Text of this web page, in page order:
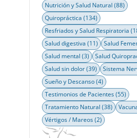
Nutrición y Salud Natural (88)
Quiropráctica (134)
Resfriados y Salud Respiratoria
Salud digestiva (11) Salud
Salud mental (3) Salud
Salud sin dolor(39) Sistema
Sueño y Descanso(4)
Testimonios de Pacientes(55)
Tratamiento Natural (38)
Vértigos / Mareos(2)